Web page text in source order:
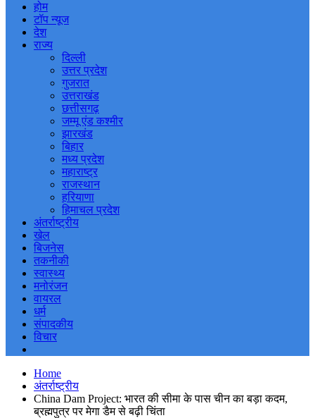
होम
टॉप न्यूज
देश
राज्य
दिल्ली
उत्तर प्रदेश
गुजरात
उत्तराखंड
छत्तीसगढ़
जम्मू एंड कश्मीर
झारखंड
बिहार
मध्य प्रदेश
महाराष्ट्र
राजस्थान
हरियाणा
हिमाचल प्रदेश
अंतर्राष्ट्रीय
खेल
बिजनेस
तकनीकी
स्वास्थ्य
मनोरंजन
वायरल
धर्म
संपादकीय
विचार
Home
अंतर्राष्ट्रीय
China Dam Project: भारत की सीमा के पास चीन का बड़ा कदम,
ब्रह्मपुत्र पर मेगा डैम से बढ़ी चिंता